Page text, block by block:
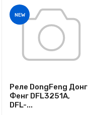
NEW
Реле DongFeng Донг
Фенг DFL3251A,
DFL-...